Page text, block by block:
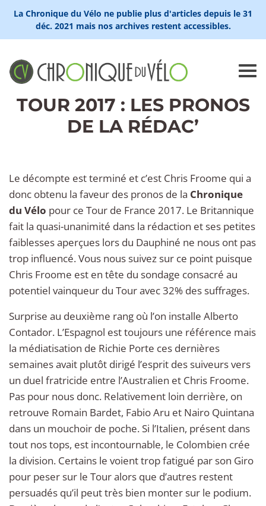
La Chronique du Vélo ne publie plus d'articles depuis le 31
déc. 2021 mais nos archives restent accessibles.
TOUR 2017 : LES PRONOS
DE LA RÉDAC’
Le décompte est terminé et c’est Chris Froome qui a
donc obtenu la faveur des pronos de la Chronique
du Vélo pour ce Tour de France 2017. Le Britannique
fait la quasi-unanimité dans la rédaction et ses petites
faiblesses aperçues lors du Dauphiné ne nous ont pas
trop influencé. Vous nous suivez sur ce point puisque
Chris Froome est en tête du sondage consacré au
potentiel vainqueur du Tour avec 32% des suffrages.
Surprise au deuxième rang où l’on installe Alberto
Contador. L’Espagnol est toujours une référence mais
la médiatisation de Richie Porte ces dernières
semaines avait plutôt dirigé l’esprit des suiveurs vers
un duel fratricide entre l’Australien et Chris Froome.
Pas pour nous donc. Relativement loin derrière, on
retrouve Romain Bardet, Fabio Aru et Nairo Quintana
dans un mouchoir de poche. Si l’Italien, présent dans
tout nos tops, est incontournable, le Colombien crée
la division. Certains le voient trop fatigué par son Giro
pour peser sur le Tour alors que d’autres restent
persuadés qu’il peut très bien monter sur le podium.